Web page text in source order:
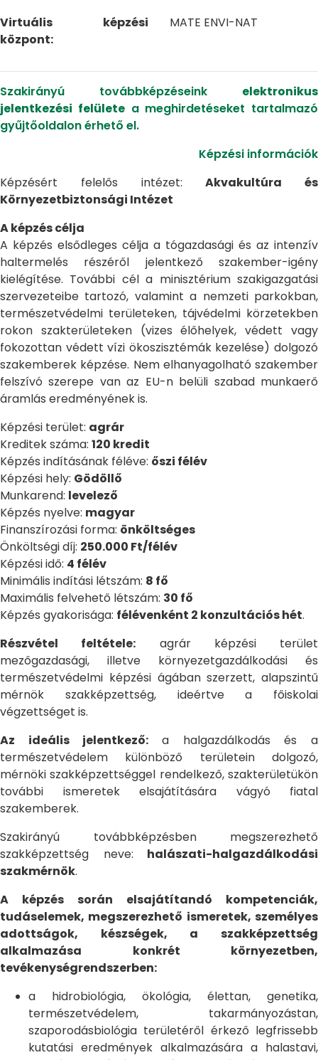
Virtuális képzési
központ:
MATE ENVI-NAT
Szakirányú továbbképzéseink elektronikus
jelentkezési felületea meghirdetéseket tartalmazó
gyűjtőoldalon érhető el.
Képzési információk
Képzésért felelős intézet: Akvakultúra és
Környezetbiztonsági Intézet
A képzés célja
A képzés elsődleges célja a tógazdasági és az intenzív
haltermelés részéről jelentkező szakember-igény
kielégítése. További cél a minisztérium szakigazgatási
szervezeteibe tartozó, valamint a nemzeti parkokban,
természetvédelmi területeken, tájvédelmi körzetekben
rokon szakterületeken (vizes élőhelyek, védett vagy
fokozottan védett vízi ökoszisztémák kezelése) dolgozó
szakemberek képzése. Nem elhanyagolható szakember
felszívó szerepe van az EU-n belüli szabad munkaerő
áramlás eredményének is.
Képzési terület: agrár
Kreditek száma: 120 kredit
Képzés indításának féléve: őszi félév
Képzési hely: Gödöllő
Munkarend: levelező
Képzés nyelve: magyar
Finanszírozási forma: önköltséges
Önköltségi díj: 250.000 Ft/félév
Képzési idő: 4 félév
Minimális indítási létszám: 8 fő
Maximális felvehető létszám: 30 fő
Képzés gyakorisága: félévenként 2 konzultációs hét.
Részvétel feltétele: agrár képzési terület
mezőgazdasági, illetve környezetgazdálkodási és
természetvédelmi képzési ágában szerzett, alapszintű
mérnök szakképzettség, ideértve a főiskolai
végzettséget is.
Az ideális jelentkező: a halgazdálkodás és a
természetvédelem különböző területein dolgozó,
mérnöki szakképzettséggel rendelkező, szakterületükön
további ismeretek elsajátítására vágyó fiatal
szakemberek.
Szakirányú továbbképzésben megszerezhető
szakképzettség neve: halászati-halgazdálkodási
szakmérnök.
A képzés során elsajátítandó kompetenciák,
tudáselemek, megszerezhető ismeretek, személyes
adottságok, készségek, a szakképzettség
alkalmazása konkrét környezetben,
tevékenységrendszerben:
a hidrobiológia, ökológia, élettan, genetika,
természetvédelem, takarmányozástan,
szaporodásbiológia területéről érkező legfrissebb
kutatási eredmények alkalmazására a halastavi,